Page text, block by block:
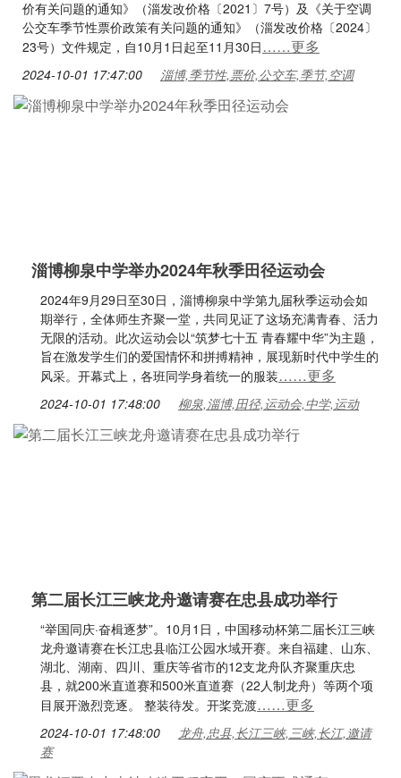
价有关问题的通知》（淄发改价格〔2021〕7号）及《关于空调
公交车季节性票价政策有关问题的通知》（淄发改价格〔2024〕
23号）文件规定，自10月1日起至11月30日……更多
2024-10-01 17:47:00 淄博,季节性,票价,公交车,季节,空调
淄博柳泉中学举办2024年秋季田径运动会
2024年9月29日至30日，淄博柳泉中学第九届秋季运动会如
期举行，全体师生齐聚一堂，共同见证了这场充满青春、活力
无限的活动。此次运动会以“筑梦七十五 青春耀中华”为主题，
旨在激发学生们的爱国情怀和拼搏精神，展现新时代中学生的
风采。开幕式上，各班同学身着统一的服装……更多
2024-10-01 17:48:00 柳泉,淄博,田径,运动会,中学,运动
第二届长江三峡龙舟邀请赛在忠县成功举行
“举国同庆·奋楫逐梦”。10月1日，中国移动杯第二届长江三峡
龙舟邀请赛在长江忠县临江公园水域开赛。来自福建、山东、
湖北、湖南、四川、重庆等省市的12支龙舟队齐聚重庆忠
县，就200米直道赛和500米直道赛（22人制龙舟）等两个项
目展开激烈竞逐。 整装待发。开桨竞渡……更多
2024-10-01 17:48:00
龙舟,忠县,长江三峡,三峡,长江,邀请
赛